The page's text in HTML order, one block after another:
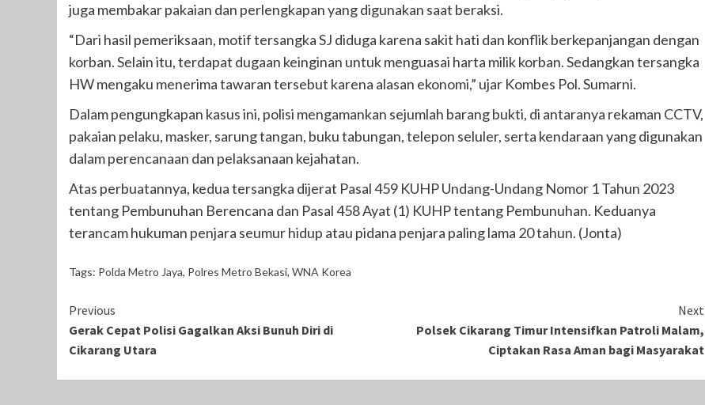
juga membakar pakaian dan perlengkapan yang digunakan saat beraksi.
“Dari hasil pemeriksaan, motif tersangka SJ diduga karena sakit hati dan konflik berkepanjangan dengan
korban. Selain itu, terdapat dugaan keinginan untuk menguasai harta milik korban. Sedangkan tersangka
HW mengaku menerima tawaran tersebut karena alasan ekonomi,” ujar Kombes Pol. Sumarni.
Dalam pengungkapan kasus ini, polisi mengamankan sejumlah barang bukti, di antaranya rekaman CCTV,
pakaian pelaku, masker, sarung tangan, buku tabungan, telepon seluler, serta kendaraan yang digunakan
dalam perencanaan dan pelaksanaan kejahatan.
Atas perbuatannya, kedua tersangka dijerat Pasal 459 KUHP Undang-Undang Nomor 1 Tahun 2023
tentang Pembunuhan Berencana dan Pasal 458 Ayat (1) KUHP tentang Pembunuhan. Keduanya
terancam hukuman penjara seumur hidup atau pidana penjara paling lama 20 tahun. (Jonta)
Tags: Polda Metro Jaya, Polres Metro Bekasi, WNA Korea
Continue
Reading
Previous
Gerak Cepat Polisi Gagalkan Aksi Bunuh Diri di
Cikarang Utara
Next
Polsek Cikarang Timur Intensifkan Patroli Malam,
Ciptakan Rasa Aman bagi Masyarakat